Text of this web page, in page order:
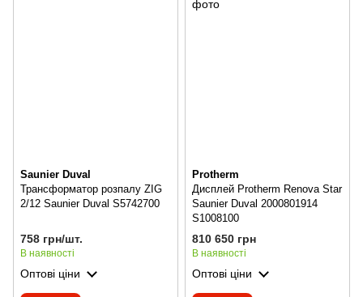
Saunier Duval
Трансформатор розпалу ZIG
2/12 Saunier Duval S5742700
758 грн/шт.
В наявності
Оптові ціни
Protherm
Дисплей Protherm Renova Star
Saunier Duval 2000801914
S1008100
810 650 грн
В наявності
Оптові ціни